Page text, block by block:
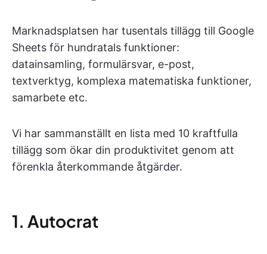
Marknadsplatsen har tusentals tillägg till Google
Sheets för hundratals funktioner:
datainsamling, formulärsvar, e-post,
textverktyg, komplexa matematiska funktioner,
samarbete etc.
Vi har sammanställt en lista med 10 kraftfulla
tillägg som ökar din produktivitet genom att
förenkla återkommande åtgärder.
1. Autocrat